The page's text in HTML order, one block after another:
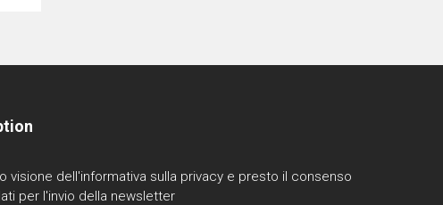
visione dell'informativa sulla privacy e presto il consenso
per l'invio della newsletter